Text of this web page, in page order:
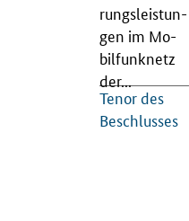
rungs­leis­tun­
gen im Mo­
bil­fun­knetz
der...
Te­nor des
Be­schlus­ses